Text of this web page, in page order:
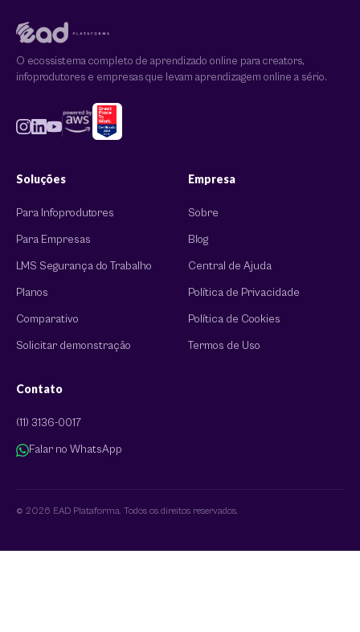
O ecossistema completo de aprendizado online para creators,
infoprodutores e empresas que levam aprendizagem online a sério.
Soluções
Para Infoprodutores
Para Empresas
LMS Segurança do Trabalho
Planos
Comparativo
Solicitar demonstração
Empresa
Sobre
Blog
Central de Ajuda
Política de Privacidade
Política de Cookies
Termos de Uso
Contato
(11) 3136-0017
Falar no WhatsApp
© 2026 EAD Plataforma. Todos os direitos reservados.